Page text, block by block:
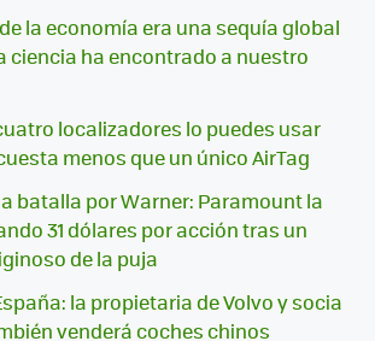
la economía era una sequía global
ciencia ha encontrado a nuestro
localizadores lo puedes usar
menos que un único AirTag
batalla por Warner: Paramount la
31 dólares por acción tras un
de la puja
la propietaria de Volvo y socia
venderá coches chinos